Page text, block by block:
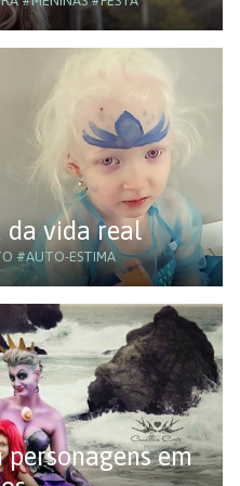
da vida real
#AUTO-ESTIMA
em